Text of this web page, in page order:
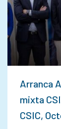
Arranca
mixta
CSIC,